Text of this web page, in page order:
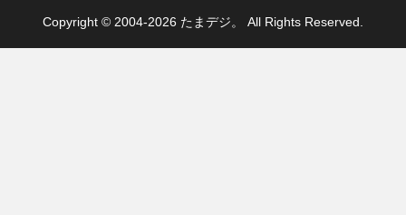
Copyright © 2004-2026 たまデジ。 All Rights Reserved.